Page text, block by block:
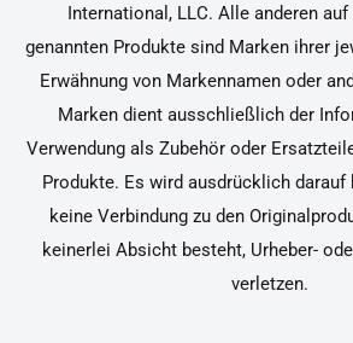
International, LLC. Alle anderen
genannten Produkte sind Marken ihrer
Erwähnung von Markennamen oder
Marken dient ausschließlich der
Verwendung als Zubehör oder
Produkte. Es wird ausdrücklich darauf
keine Verbindung zu den
keinerlei Absicht besteht, Urheber-
verletzen.